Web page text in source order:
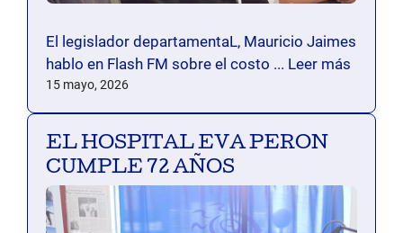
El legislador departamentaL, Mauricio Jaimes
hablo en Flash FM sobre el costo ... Leer más
15 mayo, 2026
EL HOSPITAL EVA PERON
CUMPLE 72 AÑOS